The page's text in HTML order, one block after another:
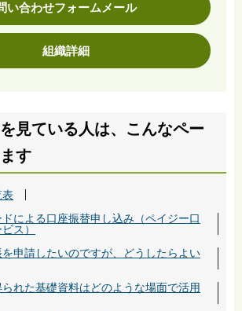
い合わせフォームメール
組織詳細
見ている人は、こんなペー
す
表
による口座振替申し込み（ペイジー口
ス）
申請したいのですが、どうしたらよい
れた基礎資料はどのような場面で活用